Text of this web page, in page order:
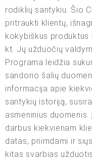
rodiklių santykiu. Šio
pritraukti klientų,
kokybiškus
kt. Jų užduočių
Programa leidžia
sandorio šalių
informacija apie
santykių istoriją,
asmeninius
darbus kiekvienam
datas, priimdami ir
kitas svarbias